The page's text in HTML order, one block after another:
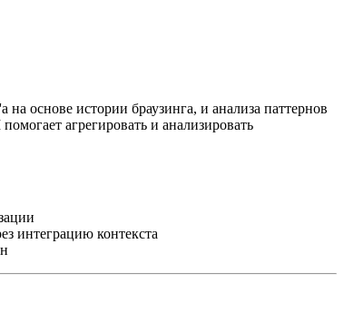
основе истории браузинга, и анализа паттернов
агрегировать и анализировать
интеграцию контекста